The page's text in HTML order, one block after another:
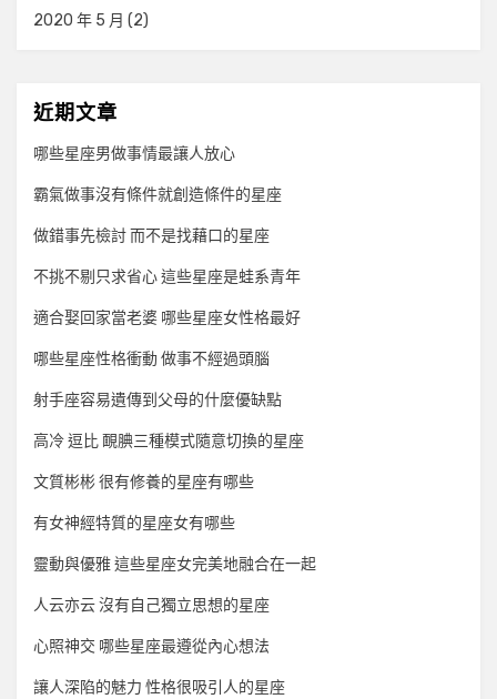
2020 年 5 月 (2)
近期文章
哪些星座男做事情最讓人放心
霸氣做事沒有條件就創造條件的星座
做錯事先檢討 而不是找藉口的星座
不挑不剔只求省心 這些星座是蛙系青年
適合娶回家當老婆 哪些星座女性格最好
哪些星座性格衝動 做事不經過頭腦
射手座容易遺傳到父母的什麼優缺點
高冷 逗比 靦腆三種模式隨意切換的星座
文質彬彬 很有修養的星座有哪些
有女神經特質的星座女有哪些
靈動與優雅 這些星座女完美地融合在一起
人云亦云 沒有自己獨立思想的星座
心照神交 哪些星座最遵從內心想法
讓人深陷的魅力 性格很吸引人的星座